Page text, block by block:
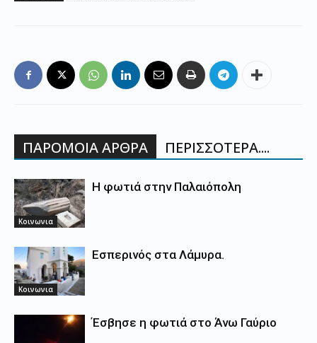
ΠΑΡΟΜΟΙΑ ΑΡΘΡΑ ΠΕΡΙΣΣΟΤΕΡΑ....
Κοινωνια
Η φωτιά στην Παλαιόπολη
Κοινωνια
Εσπερινός στα Λάμυρα.
Έσβησε η φωτιά στο Άνω Γαύριο